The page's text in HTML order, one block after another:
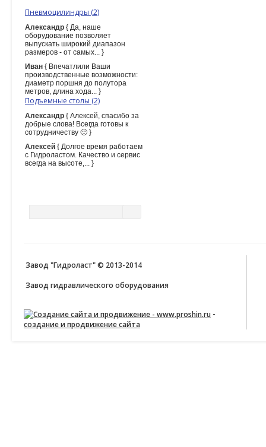
Пневмоцилиндры (2)
Александр { Да, наше
оборудование позволяет
выпускать широкий диапазон
размеров - от самых... }
Иван { Впечатлили Ваши
производственные возможности:
диаметр поршня до полутора
метров, длина хода... }
Подъемные столы (2)
Александр { Алексей, спасибо за
добрые слова! Всегда готовы к
сотрудничеству 🙂 }
Алексей { Долгое время работаем
с Гидроластом. Качество и сервис
всегда на высоте,... }
Завод "Гидроласт" © 2013-2014
Завод гидравлического оборудования
-
создание и продвижение сайта